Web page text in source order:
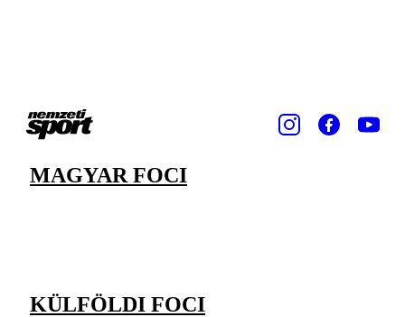
MAGYAR FOCI
KÜLFÖLDI FOCI